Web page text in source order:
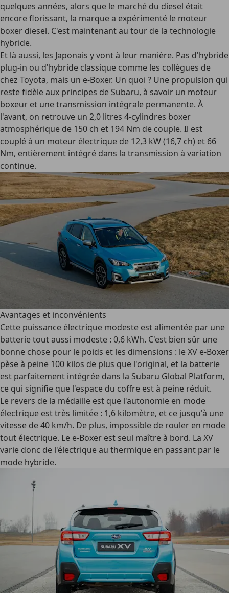
quelques années, alors que le marché du diesel était
encore florissant, la marque a expérimenté le moteur
boxer diesel. C'est maintenant au tour de la technologie
hybride.
Et là aussi, les Japonais y vont à leur manière. Pas d'hybride
plug-in ou d'hybride classique comme les collègues de
chez Toyota, mais un e-Boxer. Un quoi ? Une propulsion qui
reste fidèle aux principes de Subaru, à savoir un moteur
boxeur et une transmission intégrale permanente. À
l'avant, on retrouve un 2,0 litres 4-cylindres boxer
atmosphérique de 150 ch et 194 Nm de couple. Il est
couplé à un moteur électrique de 12,3 kW (16,7 ch) et 66
Nm, entièrement intégré dans la transmission à variation
continue.
Avantages et inconvénients
Cette puissance électrique modeste est alimentée par une
batterie tout aussi modeste : 0,6 kWh. C'est bien sûr une
bonne chose pour le poids et les dimensions : le XV e-Boxer
pèse à peine 100 kilos de plus que l'original, et la batterie
est parfaitement intégrée dans la Subaru Global Platform,
ce qui signifie que l'espace du coffre est à peine réduit.
Le revers de la médaille est que l'autonomie en mode
électrique est très limitée : 1,6 kilomètre, et ce jusqu'à une
vitesse de 40 km/h. De plus, impossible de rouler en mode
tout électrique. Le e-Boxer est seul maître à bord. La XV
varie donc de l'électrique au thermique en passant par le
mode hybride.